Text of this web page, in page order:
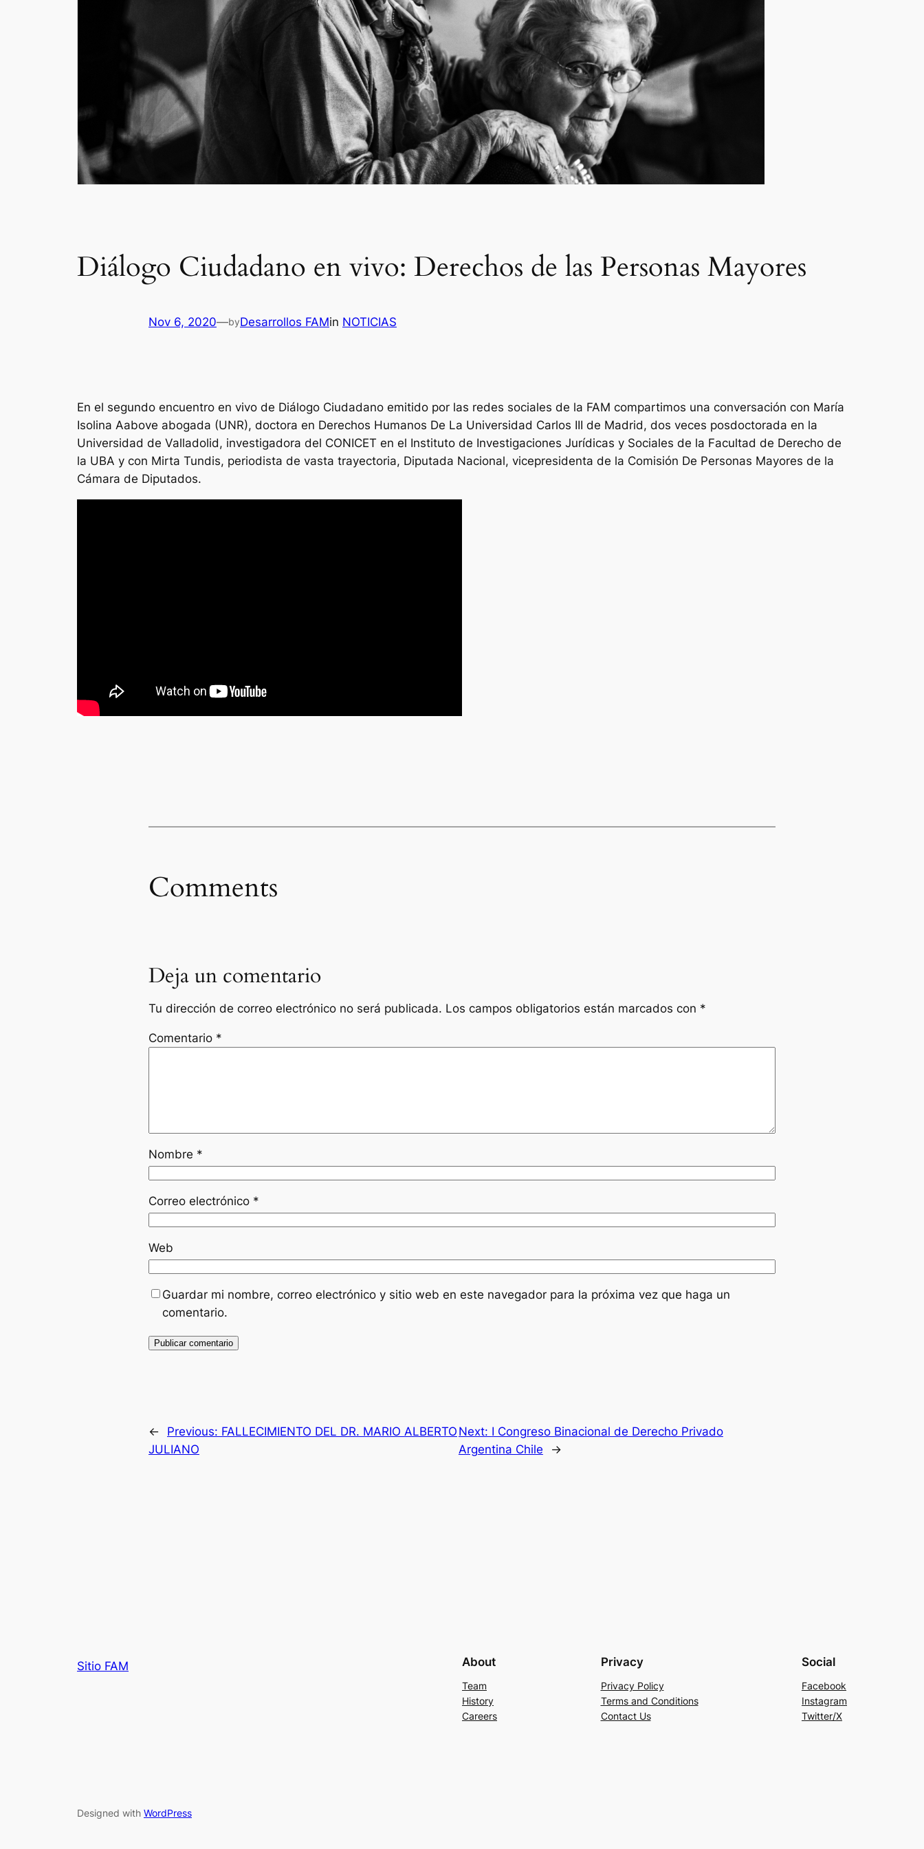
Diálogo Ciudadano en vivo: Derechos de las Personas Mayores
Nov 6, 2020—byDesarrollos FAMin NOTICIAS
En el segundo encuentro en vivo de Diálogo Ciudadano emitido por las redes sociales de la FAM compartimos una conversación con María
Isolina Aabove abogada (UNR), doctora en Derechos Humanos De La Universidad Carlos III de Madrid, dos veces posdoctorada en la
Universidad de Valladolid, investigadora del CONICET en el Instituto de Investigaciones Jurídicas y Sociales de la Facultad de Derecho de
la UBA y con Mirta Tundis, periodista de vasta trayectoria, Diputada Nacional, vicepresidenta de la Comisión De Personas Mayores de la
Cámara de Diputados.
Comments
Deja un comentario
Tu dirección de correo electrónico no será publicada. Los campos obligatorios están marcados con *
Comentario *
Nombre *
Correo electrónico *
Web
Guardar mi nombre, correo electrónico y sitio web en este navegador para la próxima vez que haga un
comentario.
← Previous: FALLECIMIENTO DEL DR. MARIO ALBERTO
JULIANO
Next: I Congreso Binacional de Derecho Privado
Argentina Chile
→
Sitio FAM About
Team
History
Careers
Privacy
Privacy Policy
Terms and Conditions
Contact Us
Social
Facebook
Instagram
Twitter/X
Designed with WordPress